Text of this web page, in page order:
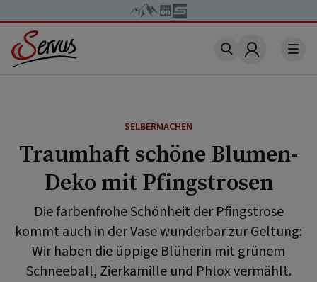
Account
SELBERMACHEN
Traumhaft schöne Blumen-
Deko mit Pfingstrosen
Die farbenfrohe Schönheit der Pfingstrose
kommt auch in der Vase wunderbar zur Geltung:
Wir haben die üppige Blüherin mit grünem
Schneeball, Zierkamille und Phlox vermählt.